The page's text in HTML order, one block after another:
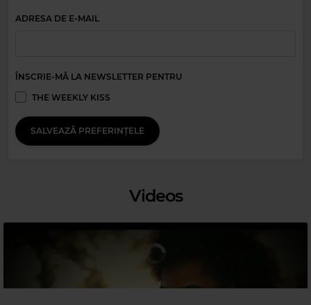
DURAN DURAN
ADRESA DE E-MAIL
ÎNSCRIE-MĂ LA NEWSLETTER PENTRU
THE WEEKLY KISS
SALVEAZĂ PREFERINȚELE
Videos